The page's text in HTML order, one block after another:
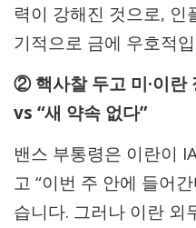
력이 강해진 것으로, 인
기적으로 금에 우호적
② 핵사찰 두고 미·이란
vs “새 약속 없다”
밴스 부통령은 이란이
고 “이번 주 안에 들어
습니다. 그러나 이란 외